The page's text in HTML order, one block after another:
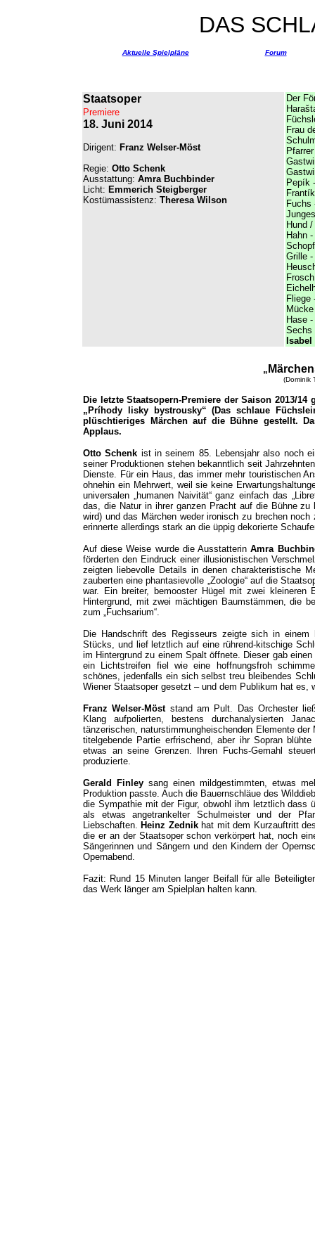
DAS
Aktuelle Spielpläne Forum
Staatsoper
Premiere
18. Juni 2014
Dirigent: Franz Welser-Möst
Regie: Otto Schenk
Ausstattung: Amra Buchbinder
Licht: Emmerich Steigberger
Kostümassistenz: Theresa Wilson
Der
Frau
Pepík -
Frantík
Fuchs
Hund
Hahn -
Grille -
Fliege
Hase -
Sechs
„
(Dominik
Die letzte Staatsopern-Premiere der Saison 2013/
„Príhody lisky bystrousky“ (Das schlaue
plüschtieriges Märchen auf die Bühne gestellt.
Applaus.
Otto Schenk ist in seinem 85. Lebensjahr also noch
seiner Produktionen stehen bekanntlich seit
Dienste. Für ein Haus, das immer mehr touristischen
ohnehin ein Mehrwert, weil sie keine
universalen „humanen Naivität“ ganz einfach das
das, die Natur in ihrer ganzen Pracht auf die Bühne
wird) und das Märchen weder ironisch zu brechen noch
erinnerte allerdings stark an die üppig dekorierte
Auf diese Weise wurde die AusstatterinAmra
förderten den Eindruck einer illusionistischen
zeigten liebevolle Details in denen charakteristische
zauberten eine phantasievolle „Zoologie“ auf die
war. Ein breiter, bemooster Hügel mit zwei
Hintergrund, mit zwei mächtigen Baumstämmen, die
zum „Fuchsarium“.
Die Handschrift des Regisseurs zeigte sich in einem
Stücks, und lief letztlich auf eine rührend-kitschige
im Hintergrund zu einem Spalt öffnete. Dieser gab
ein Lichtstreifen fiel wie eine hoffnungsfroh
schönes, jedenfalls ein sich selbst treu bleibendes
Wiener Staatsoper gesetzt – und dem Publikum hat es,
Franz Welser-Möststand am Pult. Das Orchester
Klang aufpolierten, bestens durchanalysierten
tänzerischen, naturstimmungheischenden Elemente
titelgebende Partie erfrischend, aber ihr Sopran
etwas an seine Grenzen. Ihren Fuchs-Gemahl
produzierte.
Gerald Finley sang einen mildgestimmten, etwas
Produktion passte. Auch die Bauernschläue des
die Sympathie mit der Figur, obwohl ihm letztlich dass
als etwas angetrankelter Schulmeister und der
Liebschaften. Heinz Zednikhat mit dem Kurzauftritt
die er an der Staatsoper schon verkörpert hat, noch
Sängerinnen und Sängern und den Kindern der
Opernabend.
Fazit: Rund 15 Minuten langer Beifall für alle
das Werk länger am Spielplan halten kann.